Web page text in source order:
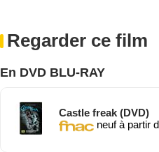
Regarder ce film
En DVD BLU-RAY
Castle freak (DVD)
neuf à partir